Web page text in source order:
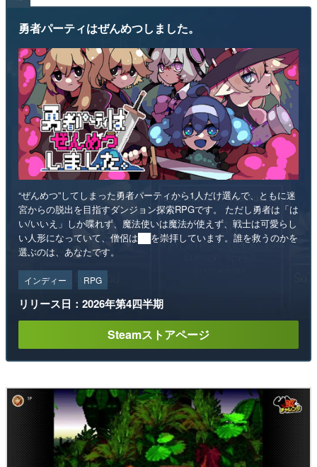
勇者パーティはぜんめつしました。
“ぜんめつ”してしまった勇者パーティから1人だけ選んで、ともに迷
宮からの脱出を目指すダンジョン探索RPGです。 ただし勇者は「は
い/いいえ」しか喋れず、魔法使いは魔法が使えず、戦士は可愛らし
い人形になっていて、僧侶は██を崇拝しています。誰を救うのかを
選ぶのは、あなたです。
インディー RPG
リリース日：2026年第4四半期
Steamストアページ